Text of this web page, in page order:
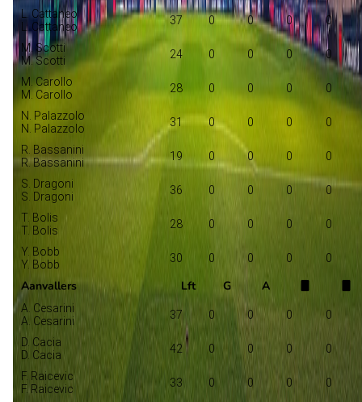
L. Cattaneo
L. Cattaneo
37 0 0 0 0
M. Scotti
M. Scotti
24 0 0 0 0
M. Carollo
M. Carollo
28 0 0 0 0
N. Palazzolo
N. Palazzolo
31 0 0 0 0
R. Bassanini
R. Bassanini
19 0 0 0 0
S. Dragoni
S. Dragoni
36 0 0 0 0
T. Bolis
T. Bolis
28 0 0 0 0
Y. Bobb
Y. Bobb
30 0 0 0 0
Aanvallers Lft G A
A. Cesarini
A. Cesarini
37 0 0 0 0
D. Cacia
D. Cacia
42 0 0 0 0
F. Raicevic
F. Raicevic
33 0 0 0 0